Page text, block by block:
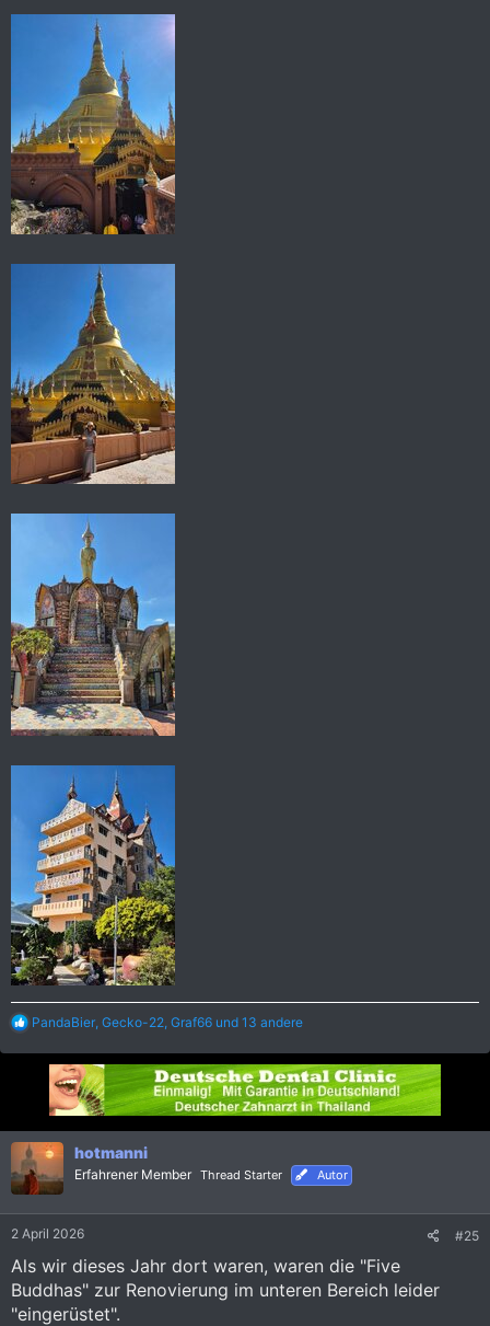
R
a
n
e
n
:
PandaBier, Gecko-22, Graf66 und 13 andere
hotmanni
Erfahrener Member Thread Starter Autor
2 April 2026 #25
Als wir dieses Jahr dort waren, waren die "Five
Buddhas" zur Renovierung im unteren Bereich leider
"eingerüstet".